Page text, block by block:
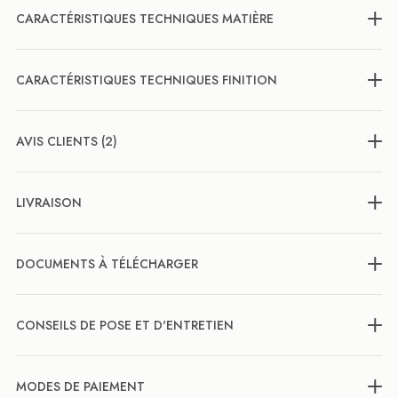
CARACTÉRISTIQUES TECHNIQUES MATIÈRE
CARACTÉRISTIQUES TECHNIQUES FINITION
AVIS CLIENTS (2)
LIVRAISON
DOCUMENTS À TÉLÉCHARGER
CONSEILS DE POSE ET D'ENTRETIEN
MODES DE PAIEMENT